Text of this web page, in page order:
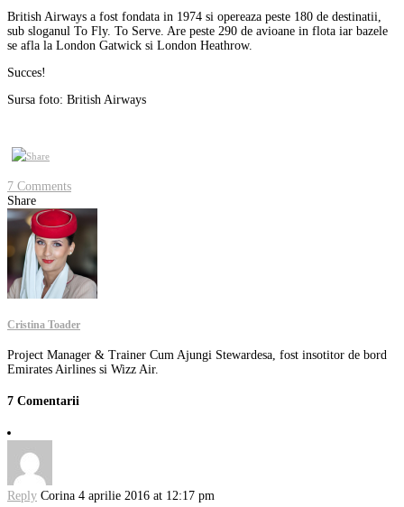
British Airways a fost fondata in 1974 si opereaza peste 180 de destinatii,
sub sloganul To Fly. To Serve. Are peste 290 de avioane in flota iar bazele
se afla la London Gatwick si London Heathrow.
Succes!
Sursa foto: British Airways
7 Comments
Share
Cristina Toader
Project Manager & Trainer Cum Ajungi Stewardesa, fost insotitor de bord
Emirates Airlines si Wizz Air.
7 Comentarii
Reply Corina 4 aprilie 2016 at 12:17 pm